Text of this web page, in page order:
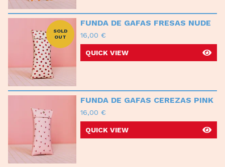
SOLD
OUT
FUNDA DE GAFAS FRESAS NUDE
16,00 €
QUICK VIEW
FUNDA DE GAFAS CEREZAS PINK
16,00 €
QUICK VIEW